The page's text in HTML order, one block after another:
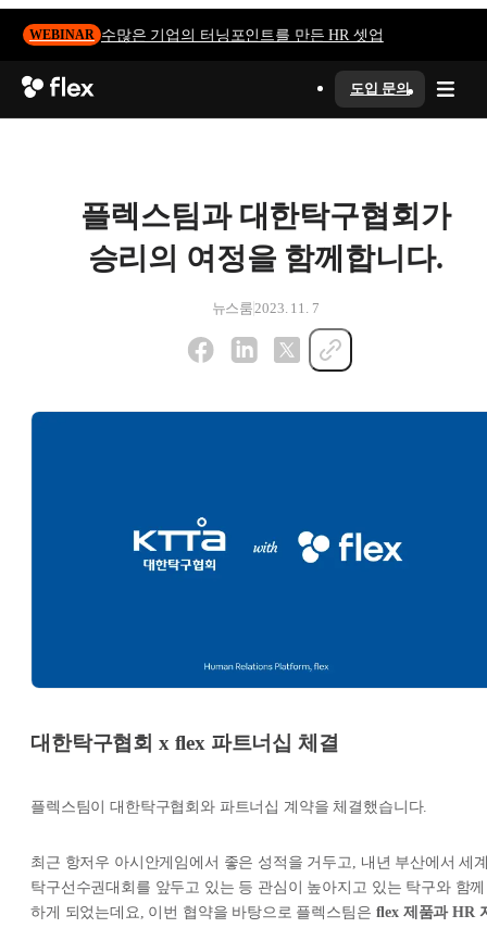
WEBINAR 수많은 기업의 터닝포인트를 만든 HR 셋업
도입 문의
플렉스팀과 대한탁구협회가
승리의 여정을 함께합니다.
뉴스룸 2023. 11. 7
대한탁구협회 x flex 파트너십 체결
플렉스팀이 대한탁구협회와 파트너십 계약을 체결했습니다.
최근 항저우 아시안게임에서 좋은 성적을 거두고, 내년 부산에서 세
탁구선수권대회를 앞두고 있는 등 관심이 높아지고 있는 탁구와 함께
하게 되었는데요, 이번 협약을 바탕으로 플렉스팀은 flex 제품과 HR